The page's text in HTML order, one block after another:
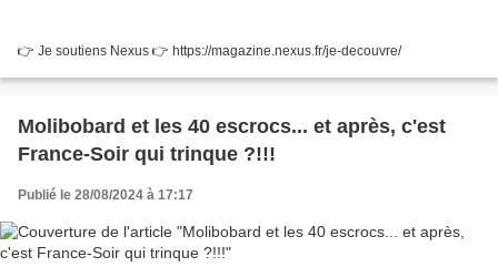
👉 Je soutiens Nexus 👉 https://magazine.nexus.fr/je-decouvre/
Molibobard et les 40 escrocs... et après, c'est
France-Soir qui trinque ?!!!
Publié le 28/08/2024 à 17:17